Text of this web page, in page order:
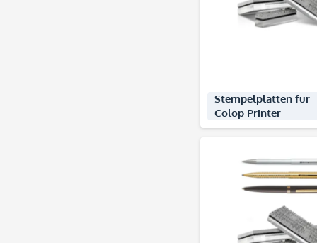
Stempelplatten für
Colop Printer
Produkte